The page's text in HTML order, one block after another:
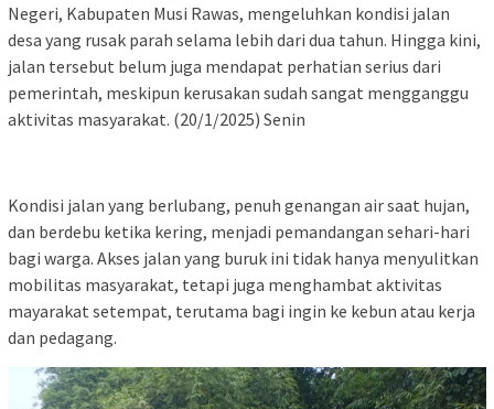
Negeri, Kabupaten Musi Rawas, mengeluhkan kondisi jalan
desa yang rusak parah selama lebih dari dua tahun. Hingga kini,
jalan tersebut belum juga mendapat perhatian serius dari
pemerintah, meskipun kerusakan sudah sangat mengganggu
aktivitas masyarakat. (20/1/2025) Senin
Kondisi jalan yang berlubang, penuh genangan air saat hujan,
dan berdebu ketika kering, menjadi pemandangan sehari-hari
bagi warga. Akses jalan yang buruk ini tidak hanya menyulitkan
mobilitas masyarakat, tetapi juga menghambat aktivitas
mayarakat setempat, terutama bagi ingin ke kebun atau kerja
dan pedagang.